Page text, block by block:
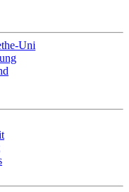
Uni